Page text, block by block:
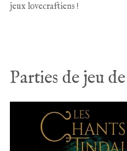
jeux lovecraftiens !
Parties de jeu